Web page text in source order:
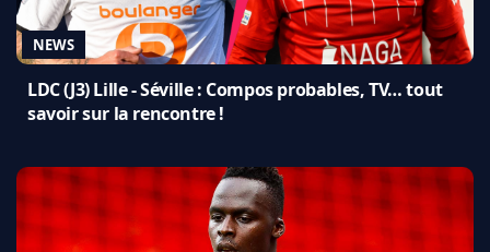
NEWS
LDC (J3) Lille - Séville : Compos probables, TV… tout
savoir sur la rencontre !